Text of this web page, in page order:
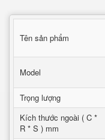
Tên sản phẩm
Model
Trọng lượng
Kích thước ngoài ( C *
R * S ) mm